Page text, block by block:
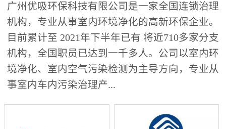
广州优吸环保科技有限公司是一家全国连锁治理
机构，专业从事室内环境净化的高新环保企业。
目前累计至 2021年下半年已有 将近710多家分支
机构，全国职员已达到一千多人。公司以室内环
境净化、室内空气污染检测为主导方向，专业从
事室内车内污染治理产...